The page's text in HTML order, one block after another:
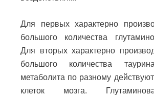
Для первых характерно
большого количества
Для вторых характерно
большого количества
метаболита по разному
клеток мозга.